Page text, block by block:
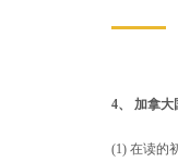
4、 加拿大
(1) 在读的